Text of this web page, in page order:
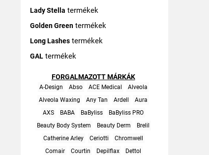
Lady Stella termékek
Golden Green termékek
Long Lashes termékek
GAL termékek
FORGALMAZOTT MÁRKÁK
A-Design Abso ACE Medical
Alveola
Alveola Waxing
Any Tan Ardell
Aura
AXS
BABA BaByliss
BaByliss PRO
Beauty Body System
Beauty Derm
Brelil
Catherine Arley
Ceriotti
Chromwell
Comair
Courtin Depilflax
Dettol